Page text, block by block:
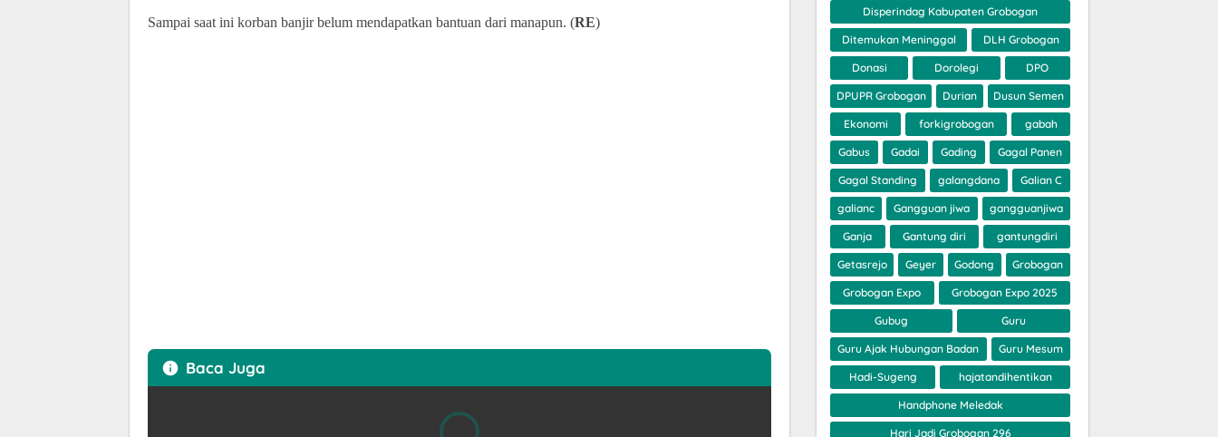
Sampai saat ini korban banjir belum mendapatkan bantuan dari manapun. (RE)
Baca Juga
Disperindag Kabupaten Grobogan
Ditemukan Meninggal DLH Grobogan
Donasi Dorolegi DPO
DPUPR Grobogan Durian Dusun Semen
Ekonomi forkigrobogan gabah
Gabus Gadai Gading Gagal Panen
Gagal Standing galangdana Galian C
galianc Gangguan jiwa gangguanjiwa
Ganja Gantung diri gantungdiri
Getasrejo Geyer Godong Grobogan
Grobogan Expo Grobogan Expo 2025
Gubug Guru
Guru Ajak Hubungan Badan Guru Mesum
Hadi-Sugeng hajatandihentikan
Handphone Meledak
Hari Jadi Grobogan 296